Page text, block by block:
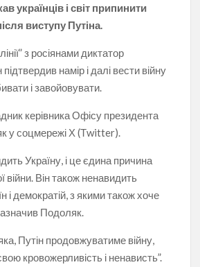
українців і світ припинити
виступу Путіна.
з росіянами диктатор
намір і далі вести війну
і завойовувати.
керівника Офісу президента
у соцмережі Х (Тwitter).
Україну, і це єдина причина
Він також ненавидить
і демократій, з якими також хоче
Подоляк.
Путін продовжуватиме війну,
кровожерливість і ненависть”.